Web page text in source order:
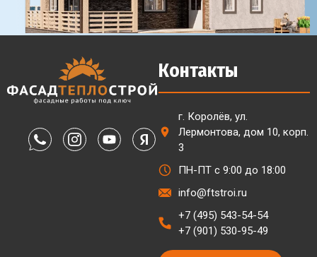
Контакты
г. Королёв, ул.
Лермонтова, дом 10, корп.
3
ПН-ПТ с 9:00 до 18:00
info@ftstroi.ru
+7 (495) 543-54-54
+7 (901) 530-95-49